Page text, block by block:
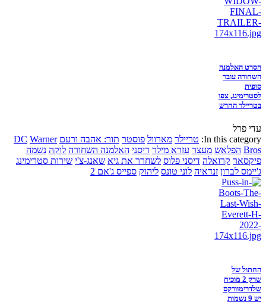
הסרט האלמנה
השחורה עובר
סופית
לסטרימינג, צפו
בטריילר החדש
עדי פרל
In this category: טריילר מארוול פוסטר תור: אהבה ורעם DC Warner
Bros הפלאש מעצר עזרא מילר דיסני האלמנה השחורה לוקה נשמה
פיקסאר קרואלה דיסני פלוס לשחרר את גיא שאנג-צ'י שירות סטרימינג
ג'יימס לברון זנדאיה לוני טונס ליהוק ספייס ג'אם 2
החתול של
שרק 2 מוכיח
שלדרימוורקס
יש 9 נשמות